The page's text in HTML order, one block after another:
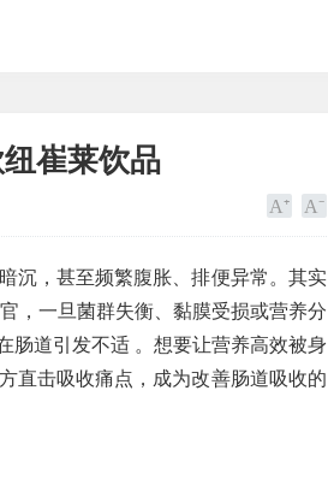
崔莱饮品
沉，甚至频繁腹胀、排便异常。其实
，一旦菌群失衡、黏膜受损或营养分
肠道引发不适 。想要让营养高效被身
直击吸收痛点，成为改善肠道吸收的